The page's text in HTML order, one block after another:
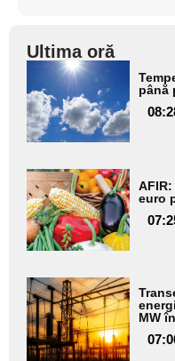
Ultima oră
Adaugă
aici textul
pentru
subtitlu
până
Adaugă
aici textul
pentru
subtitlu
euro
Adaugă
aici textul
pentru
subtitlu
MW